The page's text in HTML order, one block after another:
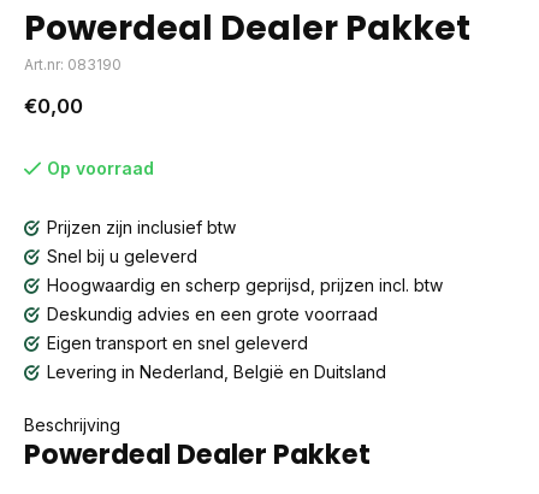
Powerdeal Dealer Pakket
Art.nr: 083190
€0,00
Op voorraad
Prijzen zijn inclusief btw
Snel bij u geleverd
Hoogwaardig en scherp geprijsd, prijzen incl. btw
Deskundig advies en een grote voorraad
Eigen transport en snel geleverd
Levering in Nederland, België en Duitsland
Beschrijving
Powerdeal Dealer Pakket